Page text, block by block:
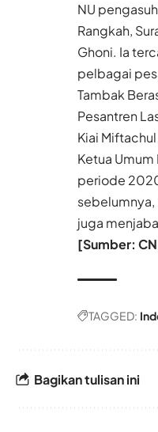
NU
Rangkah,
Ghoni. Ia
pelbagai
Tambak
Pesantren
Kiai
Ketua Umum
periode
juga
[Sumber:
TAGGED:
Bagikan tulisan ini